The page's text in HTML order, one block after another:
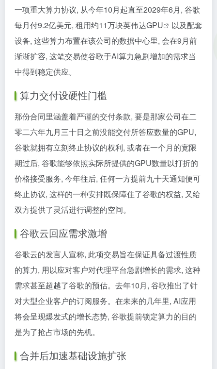
一项重大算力协议, 从今年10月起直至2029年6月, 谷歌
每月付9.2亿美元, 租用约11万块英伟达GPU
以及配套
设备, 这些算力布置在该公司的数据中心里, 会在9月前
渐渐扩容, 这笔交易使谷歌于AI算力急剧增加的需求当
中得到稳定供应。
算力交付设硬性门槛
那份合同里涵盖着严谨的交付条款, 要是那家公司在二
零二六年九月三十日之前没能交付所答应数量的GPU,
谷歌就拥有立刻终止协议的权利, 或者在一个月的宽限
期过后, 谷歌能够依照实际所提供的GPU数量以打折的
价格接受服务, 今年往后, 任何一方提前九十天通知便可
终止协议, 这样的一种安排既保障住了谷歌的权益, 又给
双方提供了灵活进行调整的空间。
谷歌云回应需求激增
谷歌云的发言人宣称, 此项交易旨在保证具备过渡性质
的算力, 用以应对客户对代理平台急剧增长的需求, 这种
需求甚至超越了谷歌的预估。去年10月, 谷歌推出了针
对大型企业客户的订阅服务。在未来的几年里, AI应用
将会呈现爆发式的增长态势, 谷歌提前锁定算力的目的
是为了抢占市场的先机。
合并后加速基础设施扩张